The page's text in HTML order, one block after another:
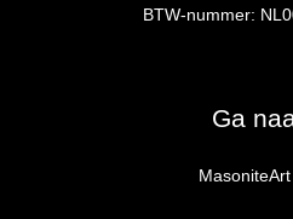
BTW-nummer:
Ga